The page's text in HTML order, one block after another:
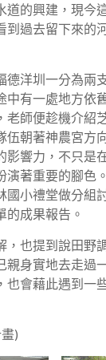
道的興建，現今
到過去留下來的
德洋圳一分為兩
中有一處地方依
老師便趁機介紹
伍朝著神農宮方
影響力，不只是
演著重要的腳色
國小禮堂做分組
的成果報告。
，也提到說田野
親身實地去走過
也會藉此遇到一
)